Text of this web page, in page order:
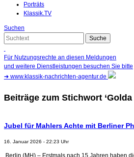
Porträts
Klassik.TV
Suchen
Für Nutzungsrechte an diesen Meldungen
und weitere Dienstleistungen besuchen Sie bitte
➜ www.klassik-nachrichten-agentur.de
Beiträge zum Stichwort ‘Golda
Jubel für Mahlers Achte mit Berliner
16. Januar 2026 - 22:23 Uhr
Berlin (MH) – Erstmals nach 15 Jahren haben